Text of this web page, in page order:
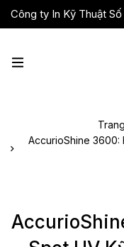
Công ty In Kỹ Thuật
Giá Rẻ, Lấy Liền
AccurioShine 3600: